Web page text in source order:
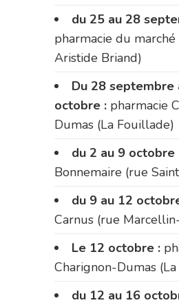
du 25 au 28
pharmacie du
Aristide Briand)
Du 28 septembre
octobre : pharmacie
Dumas (La Fouillade)
du 2 au 9 octobre
Bonnemaire (rue
du 9 au 12
Carnus (rue
Le 12 octobre :
Charignon-Dumas
du 12 au 16